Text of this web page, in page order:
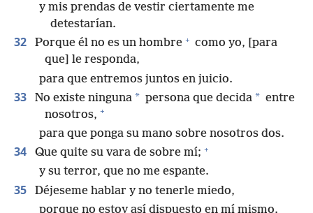
y mis prendas de vestir ciertamente me
detestarían.
32 Porque él no es un hombre + como yo, [para
que] le responda,
para que entremos juntos en juicio.
33 No existe ninguna * persona que decida * entre
nosotros, +
para que ponga su mano sobre nosotros dos.
34 Que quite su vara de sobre mí; +
y su terror, que no me espante.
35
Déjeseme hablar y no tenerle miedo,
porque no estoy así dispuesto en mí mismo.